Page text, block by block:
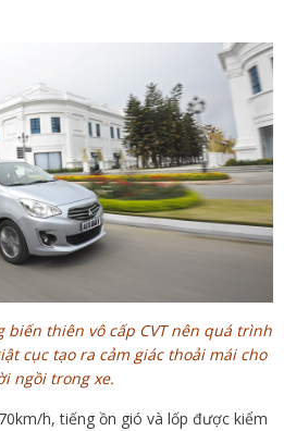
biến thiên vô cấp CVT nên quá trình
cục tạo ra cảm giác thoải mái cho
ngồi trong xe.
h, tiếng ồn gió và lốp được kiểm